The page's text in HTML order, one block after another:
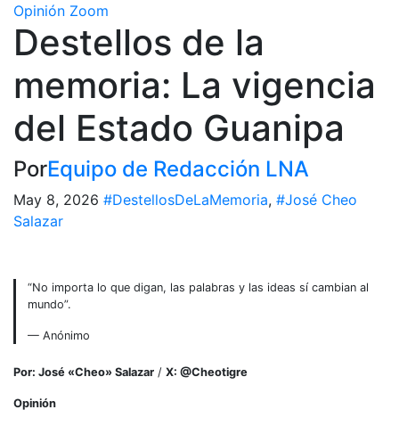
Opinión Zoom
Destellos de la
memoria: La vigencia
del Estado Guanipa
PorEquipo de Redacción LNA
May 8, 2026 #DestellosDeLaMemoria, #José Cheo
Salazar
​“No importa lo que digan, las palabras y las ideas sí cambian al
mundo”.
— Anónimo
Por: José «Cheo» Salazar / X: @Cheotigre
Opinión